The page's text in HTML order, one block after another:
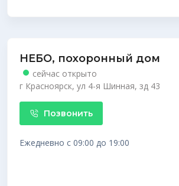
НЕБО, похоронный дом
сейчас открыто
г Красноярск, ул 4-я Шинная, зд 43
Позвонить
Ежедневно с 09:00 до 19:00